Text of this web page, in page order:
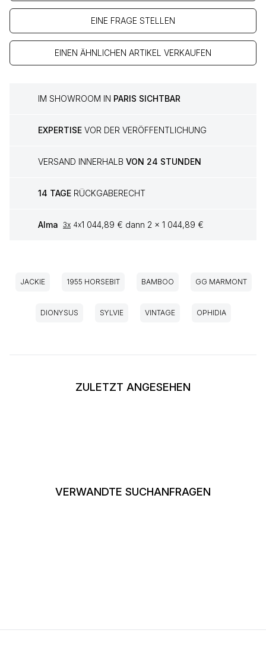
EINE FRAGE STELLEN
EINEN ÄHNLICHEN ARTIKEL VERKAUFEN
IM SHOWROOM IN PARIS SICHTBAR
EXPERTISE VOR DER VERÖFFENTLICHUNG
VERSAND INNERHALB VON 24 STUNDEN
14 TAGE RÜCKGABERECHT
Alma 3x 4x1 044,89 € dann 2 x 1 044,89 €
JACKIE 1955 HORSEBIT BAMBOO GG MARMONT
DIONYSUS SYLVIE VINTAGE OPHIDIA
ZULETZT ANGESEHEN
VERWANDTE SUCHANFRAGEN